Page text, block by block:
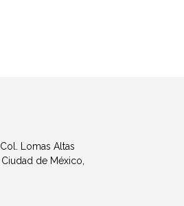
Lomas Altas
de México,